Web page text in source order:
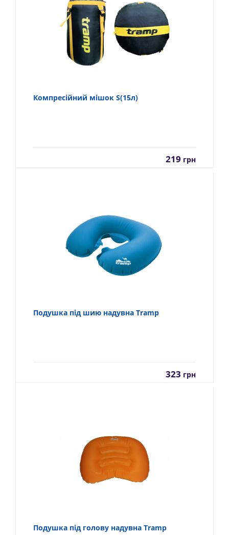
Компресійний мішок S(15л)
219 грн
Подушка під шию надувна Tramp
323 грн
Подушка під голову надувна Tramp